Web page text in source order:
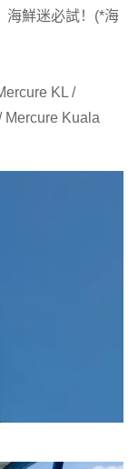
海鮮迷必試！(*海
KL /
Mercure Kuala